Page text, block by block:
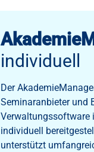
individuell
Der
Seminaranbieter und
Verwaltungssoftware
individuell
unterstützt